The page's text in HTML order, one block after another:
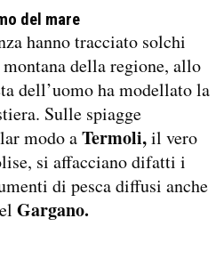
del mare
hanno tracciato solchi
della regione, allo
dell’uomo ha modellato la
Sulle spiagge
modo aTermoli,il vero
si affacciano difatti i
di pesca diffusi anche
Gargano.